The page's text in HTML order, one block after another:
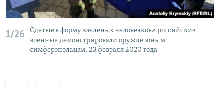
1/26
Одетые в форму «зеленых человечков» российские
военные демонстрировали оружие юным
симферопольцам, 23 февраля 2020 года